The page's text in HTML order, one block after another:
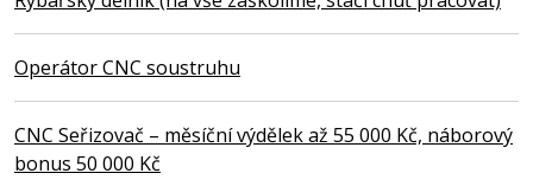
Operátor CNC soustruhu
CNC Seřizovač – měsíční výdělek až 55 000 Kč, náborový
bonus 50 000 Kč